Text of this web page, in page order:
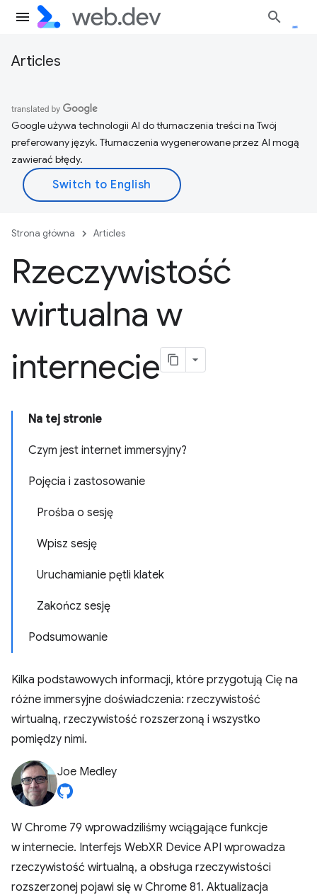
Articles
Google używa technologii AI do tłumaczenia treści na Twój
preferowany język. Tłumaczenia wygenerowane przez AI mogą
zawierać błędy.
Strona główna Articles
Rzeczywistość
wirtualna w
internecie
Na tej stronie
Czym jest internet immersyjny?
Pojęcia i zastosowanie
Prośba o sesję
Wpisz sesję
Uruchamianie pętli klatek
Zakończ sesję
Podsumowanie
Kilka podstawowych informacji, które przygotują Cię na
różne immersyjne doświadczenia: rzeczywistość
wirtualną, rzeczywistość rozszerzoną i wszystko
pomiędzy nimi.
Joe Medley
W Chrome 79 wprowadziliśmy wciągające funkcje
w internecie. Interfejs WebXR Device API wprowadza
rzeczywistość wirtualną, a obsługa rzeczywistości
rozszerzonej pojawi się w Chrome 81. Aktualizacja